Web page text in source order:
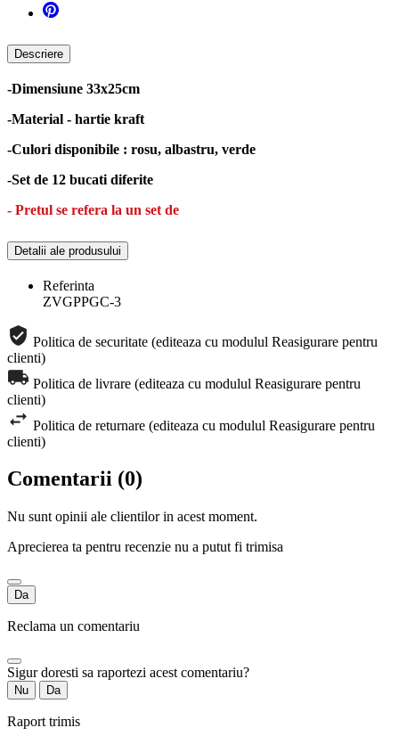
Descriere
-Dimensiune 33x25cm
-Material - hartie kraft
-Culori disponibile : rosu, albastru, verde
-Set de 12 bucati diferite
- Pretul se refera la un set de
Detalii ale produsului
Referinta
ZVGPPGC-3
Politica de securitate (editeaza cu modulul Reasigurare pentru
clienti)
Politica de livrare (editeaza cu modulul Reasigurare pentru
clienti)
Politica de returnare (editeaza cu modulul Reasigurare pentru
clienti)
Comentarii (0)
Nu sunt opinii ale clientilor in acest moment.
Aprecierea ta pentru recenzie nu a putut fi trimisa
Da
Reclama un comentariu
Sigur doresti sa raportezi acest comentariu?
Nu Da
Raport trimis